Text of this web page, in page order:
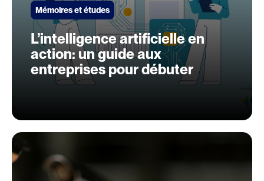
Mémoires et études
L’intelligence artificielle en
action: un guide aux
entreprises pour débuter